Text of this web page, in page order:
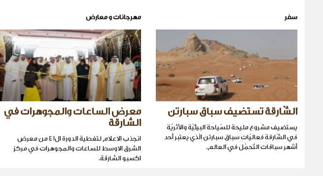
سفر
الشّارقة تستضيف سباق سبارتن
يستضيف مشروع مليحة للسّياحة البيئيّة والأثريّة
في الشّارقة فعاليّات سباق سبارتن الّذي يعتبر أحد
أشهر سباقات التّحمّل في العالم.
مهرجانات و معارض
معرض الساعات والمجوهرات في
الشارقة
انجذب الاعلام لتغطية الدورة ال٤١ من معرض
الشرق الاوسط للساعات والمجوهرات في مركز
اكسبو الشارقة.